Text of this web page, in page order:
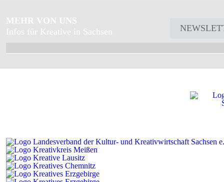
MEHR VON UNS
Infos für Kreative in Sachsen